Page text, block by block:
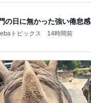
の日に無かった強い倦怠感
トピックス 14時間前